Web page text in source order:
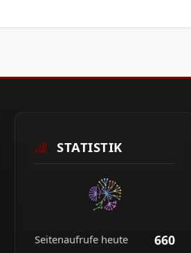
STATISTIK
Seitenaufrufe heute 660